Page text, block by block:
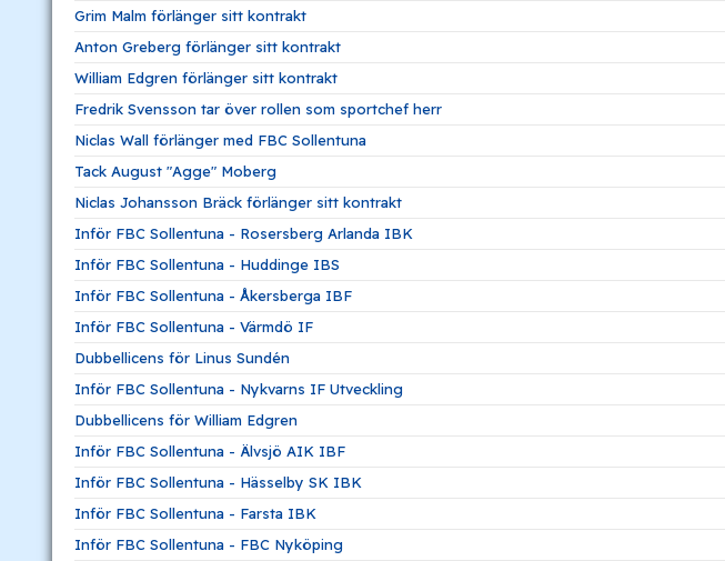
Grim Malm förlänger sitt kontrakt
Anton Greberg förlänger sitt kontrakt
William Edgren förlänger sitt kontrakt
Fredrik Svensson tar över rollen som sportchef herr
Niclas Wall förlänger med FBC Sollentuna
Tack August "Agge" Moberg
Niclas Johansson Bräck förlänger sitt kontrakt
Inför FBC Sollentuna - Rosersberg Arlanda IBK
Inför FBC Sollentuna - Huddinge IBS
Inför FBC Sollentuna - Åkersberga IBF
Inför FBC Sollentuna - Värmdö IF
Dubbellicens för Linus Sundén
Inför FBC Sollentuna - Nykvarns IF Utveckling
Dubbellicens för William Edgren
Inför FBC Sollentuna - Älvsjö AIK IBF
Inför FBC Sollentuna - Hässelby SK IBK
Inför FBC Sollentuna - Farsta IBK
Inför FBC Sollentuna - FBC Nyköping